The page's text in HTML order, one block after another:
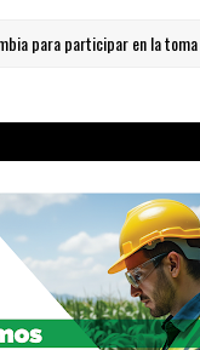
participar en la toma de